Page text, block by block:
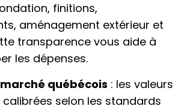
finitions,
aménagement extérieur et
transparence vous aide à
les dépenses.
québécois : les valeurs
selon les standards